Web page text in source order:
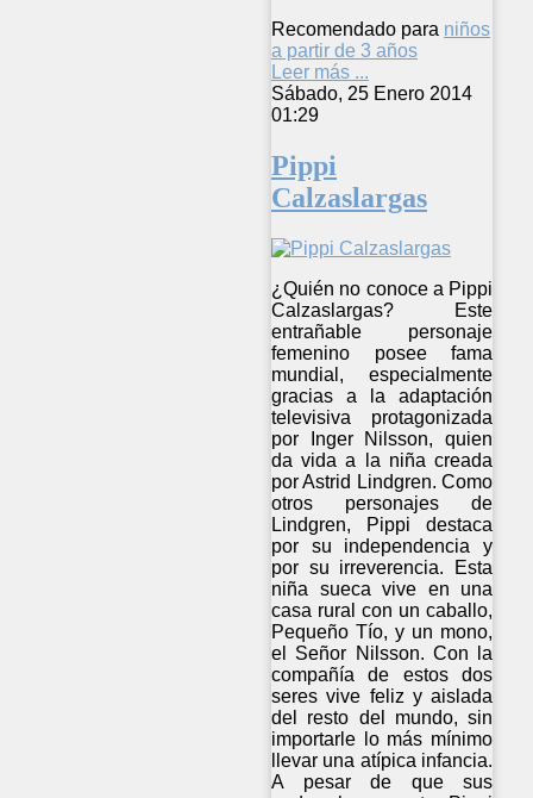
Recomendado para niños
a partir de 3 años
Leer más ...
Sábado, 25 Enero 2014
01:29
Pippi
Calzaslargas
¿Quién no conoce a Pippi
Calzaslargas? Este
entrañable personaje
femenino posee fama
mundial, especialmente
gracias a la adaptación
televisiva protagonizada
por Inger Nilsson, quien
da vida a la niña creada
por Astrid Lindgren. Como
otros personajes de
Lindgren, Pippi destaca
por su independencia y
por su irreverencia. Esta
niña sueca vive en una
casa rural con un caballo,
Pequeño Tío, y un mono,
el Señor Nilsson. Con la
compañía de estos dos
seres vive feliz y aislada
del resto del mundo, sin
importarle lo más mínimo
llevar una atípica infancia.
A pesar de que sus